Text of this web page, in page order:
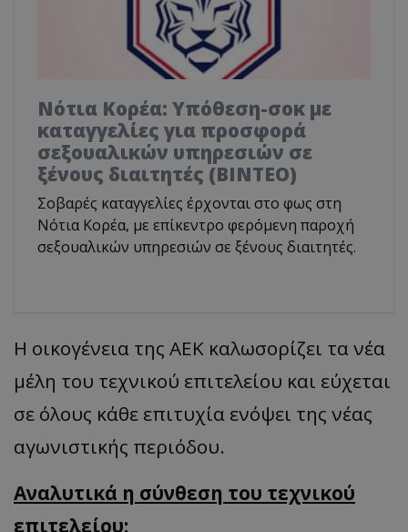
Νότια Κορέα: Υπόθεση-σοκ με
καταγγελίες για προσφορά
σεξουαλικών υπηρεσιών σε
ξένους διαιτητές (BINTEO)
Σοβαρές καταγγελίες έρχονται στο φως στη
Νότια Κορέα, με επίκεντρο φερόμενη παροχή
σεξουαλικών υπηρεσιών σε ξένους διαιτητές.
Η οικογένεια της ΑΕΚ καλωσορίζει τα νέα
μέλη του τεχνικού επιτελείου και εύχεται
σε όλους κάθε επιτυχία ενόψει της νέας
αγωνιστικής περιόδου.
​Αναλυτικά η σύνθεση του τεχνικού
επιτελείου: